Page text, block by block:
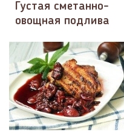
Густая сметанно-
овощная подлива